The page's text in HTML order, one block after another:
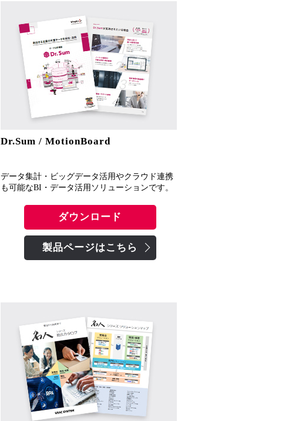
Dr.Sum / MotionBoard
データ集計・ビッグデータ活用やクラウド連携
も可能なBI・データ活用ソリューションです。
ダウンロード
製品ページはこちら